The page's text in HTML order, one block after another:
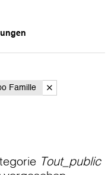
Famille
Tout_public